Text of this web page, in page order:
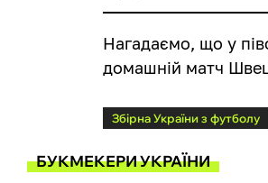
Нагадаємо, що у
домашній матч
Збірна України з футболу
БУКМЕКЕРИ УКРАЇНИ